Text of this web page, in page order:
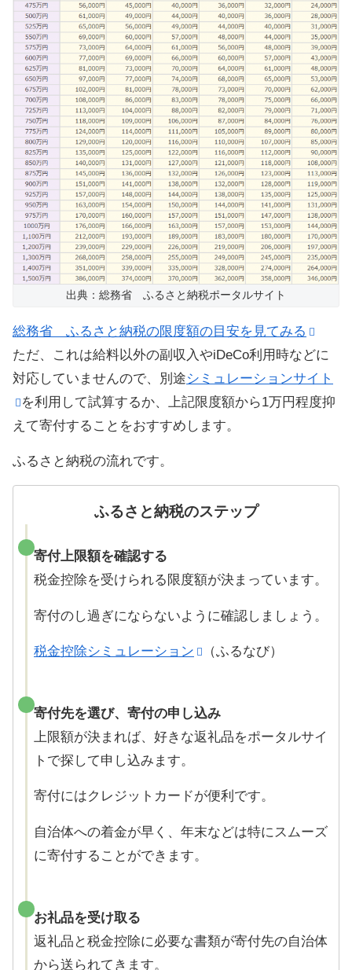
出典：総務省 ふるさと納税ポータルサイト
総務省 ふるさと納税の限度額の目安を見てみる
ただ、これは給料以外の副収入やiDeCo利用時などに
対応していませんので、別途シミュレーションサイト
を利用して試算するか、上記限度額から1万円程度抑
えて寄付することをおすすめします。
ふるさと納税の流れです。
ふるさと納税のステップ
寄付上限額を確認する
税金控除を受けられる限度額が決まっています。
寄付のし過ぎにならないように確認しましょう。
税金控除シミュレーション （ふるなび）
寄付先を選び、寄付の申し込み
上限額が決まれば、好きな返礼品をポータルサイ
トで探して申し込みます。
寄付にはクレジットカードが便利です。
自治体への着金が早く、年末などは特にスムーズ
に寄付することができます。
お礼品を受け取る
返礼品と税金控除に必要な書類が寄付先の自治体
から送られてきます。